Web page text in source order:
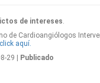
de intereses.
de Cardioangiólogos
click aquí.
29 | Publicado